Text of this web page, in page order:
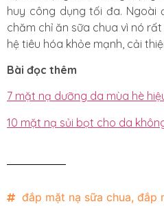
huy công dụng tối đa. Ngoài
chăm chỉ ăn sữa chua vì nó
hệ tiêu hóa khỏe mạnh, cải
Bài đọc thêm
7 mặt nạ dưỡng da mùa hè
10 mặt nạ sủi bọt cho da
đắp mặt nạ sữa chua, đắp